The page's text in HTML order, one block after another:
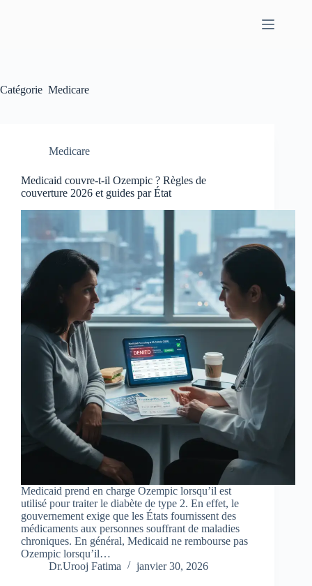
Catégorie Medicare
Medicare
Medicaid couvre-t-il Ozempic ? Règles de
couverture 2026 et guides par État
Medicaid prend en charge Ozempic lorsqu’il est
utilisé pour traiter le diabète de type 2. En effet, le
gouvernement exige que les États fournissent des
médicaments aux personnes souffrant de maladies
chroniques. En général, Medicaid ne rembourse pas
Ozempic lorsqu’il…
Dr.Urooj Fatima
janvier 30, 2026